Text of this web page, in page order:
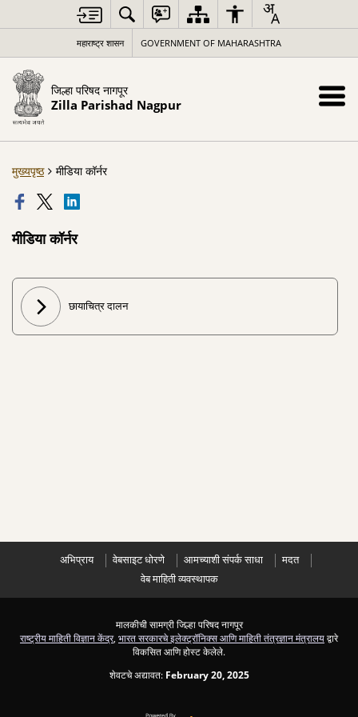
महाराष्ट्र शासन GOVERNMENT OF MAHARASHTRA
जिल्हा परिषद नागपूर
Zilla Parishad Nagpur
मुख्यपृष्ठ मीडिया कॉर्नर
मीडिया कॉर्नर
छायाचित्र दालन
अभिप्राय वेबसाइट धोरणे आमच्याशी संपर्क साधा
मदत
वेब माहिती व्यवस्थापक
मालकीची सामग्री जिल्हा परिषद नागपूर
राष्ट्रीय माहिती विज्ञान केंद्र, भारत सरकारचे इलेक्ट्रॉनिक्स आणि माहिती तंत्रज्ञान मंत्रालयद्वारे
विकसित आणि होस्ट केलेले.
शेवटचे अद्यावत: February 20, 2025